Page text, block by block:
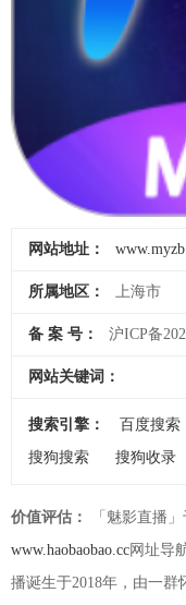
网站地址：
所属地区： 上海市
备 案 号： 沪ICP备
网站关键词：
搜索引擎： 百度搜索
搜狗搜索
搜狗收录
价值评估：
「魅影直播
www.haobaobao.cc网址导
播诞生于2018年，由一